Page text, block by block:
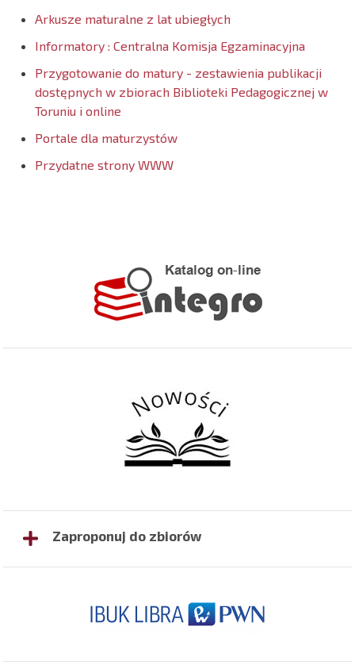
Arkusze maturalne z lat ubiegłych
Informatory : Centralna Komisja Egzaminacyjna
Przygotowanie do matury - zestawienia publikacji
dostępnych w zbiorach Biblioteki Pedagogicznej w
Toruniu i online
Portale dla maturzystów
Przydatne strony WWW
Zaproponuj do zbiorów